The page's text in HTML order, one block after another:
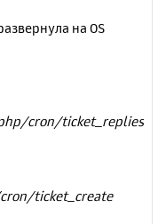
на OS
cron/ticket_replies
ticket_create